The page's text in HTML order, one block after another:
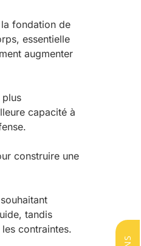
la fondation de
essentielle
augmenter
plus
capacité à
construire une
tandis
contraintes.